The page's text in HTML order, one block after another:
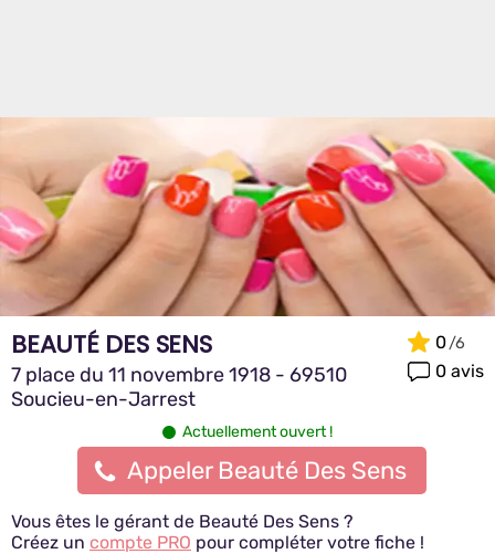
BEAUTÉ DES SENS
7 place du 11 novembre 1918 - 69510
Soucieu-en-Jarrest
0
0 avis
Actuellement ouvert !
Appeler Beauté Des Sens
Vous êtes le gérant de Beauté Des Sens ?
Créez un compte PRO pour compléter votre fiche !